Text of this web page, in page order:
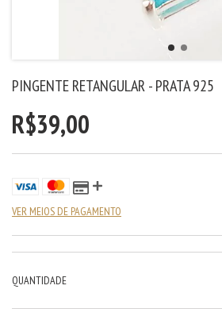
PINGENTE RETANGULAR - PRATA 925
R$39,00
VER MEIOS DE PAGAMENTO
QUANTIDADE